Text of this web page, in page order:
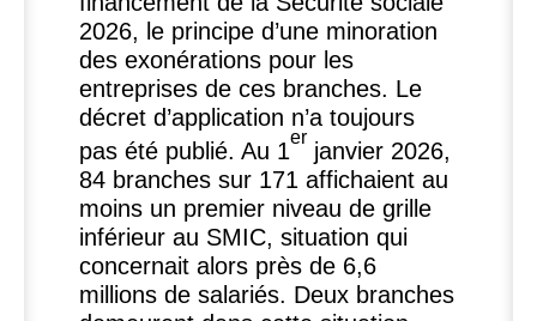
2026, le principe d’une minoration
des exonérations pour les
entreprises de ces branches. Le
décret d’application n’a toujours
pas été publié. Au 1
er
janvier 2026,
84 branches sur 171 affichaient au
moins un premier niveau de grille
inférieur au SMIC, situation qui
concernait alors près de 6,6
millions de salariés. Deux branches